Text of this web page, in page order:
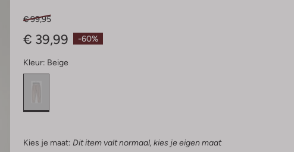
-60%
€ 99,95
€ 39,99
Kleur: Beige
Kies je maat: Dit item valt normaal, kies je eigen maat